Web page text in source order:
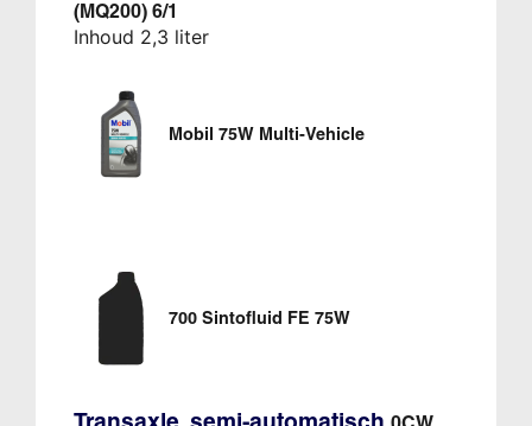
(MQ200) 6/1
Inhoud 2,3 liter
Mobil 75W Multi-Vehicle
700 Sintofluid FE 75W